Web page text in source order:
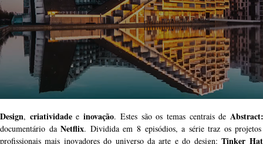
Design, criatividadeeinovação. Estes são os temas centrais de
documentário daNetflix. Dividida em 8 episódios, a série traz os
profissionais mais inovadores do universo da arte e do design:Tinker